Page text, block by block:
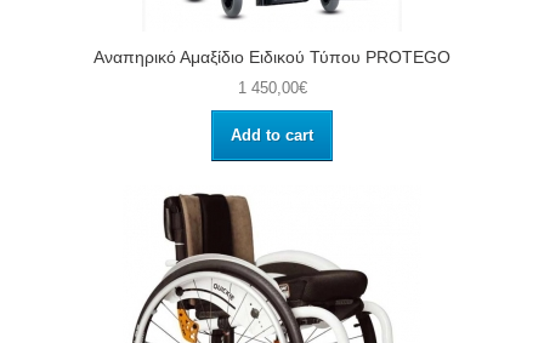
Αναπηρικό Αμαξίδιο Ειδικού Τύπου PROTEGO
1 450,00€
Add to cart